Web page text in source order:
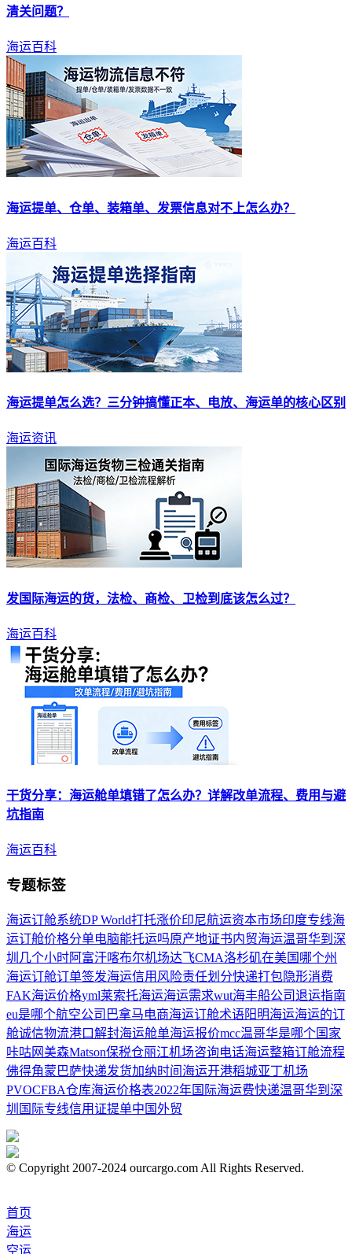
清关问题？
海运百科
海运提单、仓单、装箱单、发票信息对不上怎么办？
海运百科
海运提单怎么选？三分钟搞懂正本、电放、 海运单的核心区别
海运资讯
发国际海运的货，法检、商检、卫检到底该怎么过？
海运百科
干货分享： 海运舱单填错了怎么办？详解改单流程、费用与避
坑指南
海运百科
专题标签
海运订舱系统DP World打托涨价印尼航运资本市场印度专线海
运订舱价格分单电脑能托运吗原产地证书内贸海运温哥华到深
圳几个小时阿富汗喀布尔机场达飞CMA洛杉矶在美国哪个州
海运订舱订单签发海运信用风险责任划分快递打包隐形消费
FAK海运价格yml莱索托海运海运需求wut海丰船公司退运指南
eu是哪个航空公司 巴拿马电商海运订舱术语阳明海运海运的订
舱诚信物流港口解封海运舱单海运报价mcc温哥华是哪个国家
咔咕网美森Matson保税仓丽江机场咨询电话海运整箱订舱流程
佛得角蒙巴萨快递发货加纳时间 海运开港稻城亚丁机场
PVOCFBA仓库海运价格表2022年国际海运费快递温哥华到深
圳 国际专线信用证提单中国外贸
© Copyright 2007-2024 ourcargo.com All Rights Reserved.
首页
海运
空运